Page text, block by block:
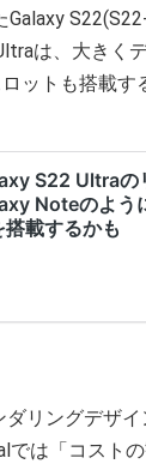
は、大きく
ットも搭載す
リングデザイ
では「コスト